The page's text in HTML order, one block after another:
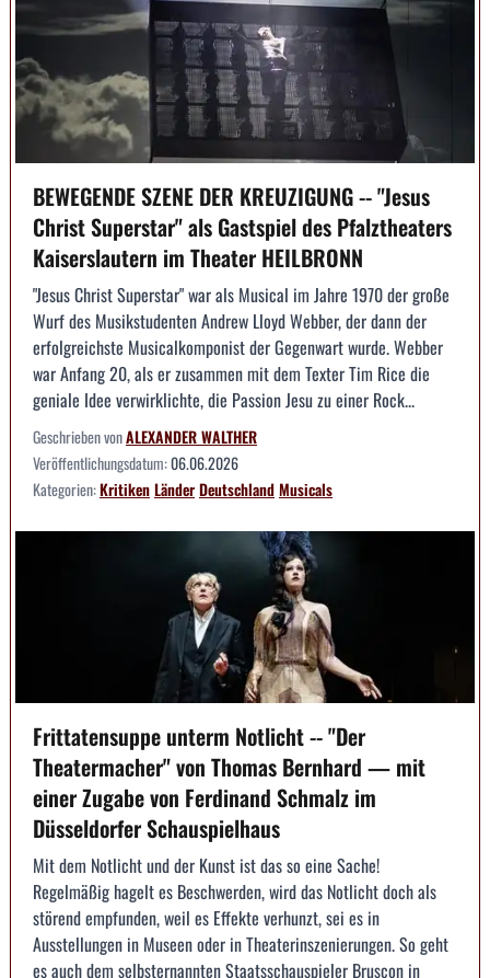
BEWEGENDE SZENE DER KREUZIGUNG -- "Jesus
Christ Superstar" als Gastspiel des Pfalztheaters
Kaiserslautern im Theater HEILBRONN
"Jesus Christ Superstar" war als Musical im Jahre 1970 der große
Wurf des Musikstudenten Andrew Lloyd Webber, der dann der
erfolgreichste Musicalkomponist der Gegenwart wurde. Webber
war Anfang 20, als er zusammen mit dem Texter Tim Rice die
geniale Idee verwirklichte, die Passion Jesu zu einer Rock...
Geschrieben vonALEXANDER WALTHER
Veröffentlichungsdatum:06.06.2026
Kategorien:KritikenLänderDeutschlandMusicals
Frittatensuppe unterm Notlicht -- "Der
Theatermacher" von Thomas Bernhard — mit
einer Zugabe von Ferdinand Schmalz im
Düsseldorfer Schauspielhaus
Mit dem Notlicht und der Kunst ist das so eine Sache!
Regelmäßig hagelt es Beschwerden, wird das Notlicht doch als
störend empfunden, weil es Effekte verhunzt, sei es in
Ausstellungen in Museen oder in Theaterinszenierungen. So geht
es auch dem selbsternannten Staatsschauspieler Bruscon in